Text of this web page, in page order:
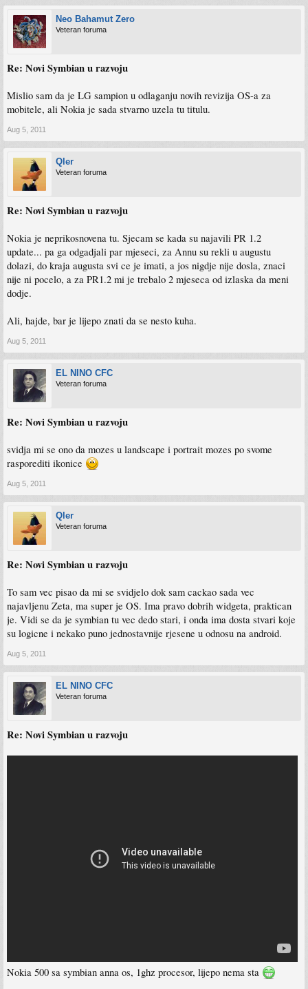
Neo Bahamut Zero
Veteran foruma
Re: Novi Symbian u razvoju
Mislio sam da je LG sampion u odlaganju novih revizija OS-a za
mobitele, ali Nokia je sada stvarno uzela tu titulu.
Aug 5, 2011
Qler
Veteran foruma
Re: Novi Symbian u razvoju
Nokia je neprikosnovena tu. Sjecam se kada su najavili PR 1.2
update... pa ga odgadjali par mjeseci, za Annu su rekli u augustu
dolazi, do kraja augusta svi ce je imati, a jos nigdje nije dosla, znaci
nije ni pocelo, a za PR1.2 mi je trebalo 2 mjeseca od izlaska da meni
dodje.
Ali, hajde, bar je lijepo znati da se nesto kuha.
Aug 5, 2011
EL NINO CFC
Veteran foruma
Re: Novi Symbian u razvoju
svidja mi se ono da mozes u landscape i portrait mozes po svome
rasporediti ikonice
Aug 5, 2011
Qler
Veteran foruma
Re: Novi Symbian u razvoju
To sam vec pisao da mi se svidjelo dok sam cackao sada vec
najavljenu Zeta, ma super je OS. Ima pravo dobrih widgeta, praktican
je. Vidi se da je symbian tu vec dedo stari, i onda ima dosta stvari koje
su logicne i nekako puno jednostavnije rjesene u odnosu na android.
Aug 5, 2011
EL NINO CFC
Veteran foruma
Re: Novi Symbian u razvoju
Nokia 500 sa symbian anna os, 1ghz procesor, lijepo nema sta